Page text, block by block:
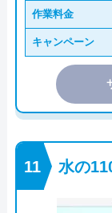
作業料金
キャンペーン
水の